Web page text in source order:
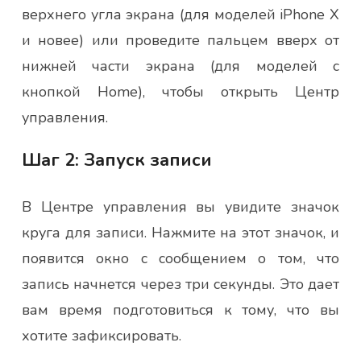
верхнего угла экрана (для моделей iPhone X
и новее) или проведите пальцем вверх от
нижней части экрана (для моделей с
кнопкой Home), чтобы открыть Центр
управления.
Шаг 2: Запуск записи
В Центре управления вы увидите значок
круга для записи. Нажмите на этот значок, и
появится окно с сообщением о том, что
запись начнется через три секунды. Это дает
вам время подготовиться к тому, что вы
хотите зафиксировать.